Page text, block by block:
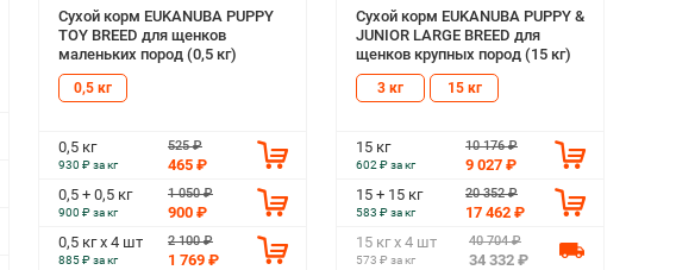
Сухой корм EUKANUBA PUPPY
TOY BREED для щенков
маленьких пород (0,5 кг)
0,5 кг
0,5 кг
930 ₽ за кг
525 ₽
465 ₽
0,5 + 0,5 кг
900 ₽ за кг
1 050 ₽
900 ₽
0,5 кг х 4 шт
885 ₽ за кг
2 100 ₽
1 769 ₽
Сухой корм EUKANUBA PUPPY &
JUNIOR LARGE BREED для
щенков крупных пород (15 кг)
3 кг 15 кг
15 кг
602 ₽ за кг
10 176 ₽
9 027 ₽
15 + 15 кг
583 ₽ за кг
20 352 ₽
17 462 ₽
15 кг х 4 шт
573 ₽ за кг
40 704 ₽
34 332 ₽